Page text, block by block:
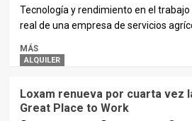
Tecnología y rendimiento en el
real de una empresa de servicios
MÁS
ALQUILER
Loxam renueva por cuarta vez
Great Place to Work